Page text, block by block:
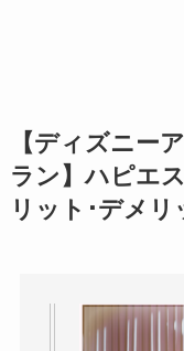
【ディズニー
ラン】ハピエ
リット･デメリ